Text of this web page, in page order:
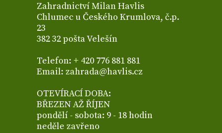
Zahradnictví Milan Havlis
Chlumec u Českého Krumlova, č.p.
23
382 32 pošta Velešín
Telefon: + 420 776 881 881
Email: zahrada@havlis.cz
OTEVÍRACÍ DOBA:
BŘEZEN AŽ ŘÍJEN
pondělí - sobota: 9 - 18 hodin
neděle zavřeno